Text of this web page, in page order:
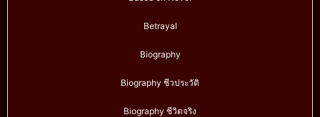
Betrayal
Biography
Biography ชีวประวัติ
Biography ชีวิตจริง